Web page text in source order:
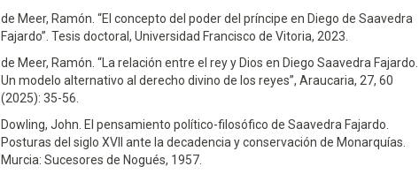
de Meer, Ramón. “El concepto del poder del príncipe en Diego de Saavedra
Fajardo”. Tesis doctoral, Universidad Francisco de Vitoria, 2023.
de Meer, Ramón. “La relación entre el rey y Dios en Diego Saavedra Fajardo.
Un modelo alternativo al derecho divino de los reyes”, Araucaria, 27, 60
(2025): 35-56.
Dowling, John. El pensamiento político-filosófico de Saavedra Fajardo.
Posturas del siglo XVII ante la decadencia y conservación de Monarquías.
Murcia: Sucesores de Nogués, 1957.